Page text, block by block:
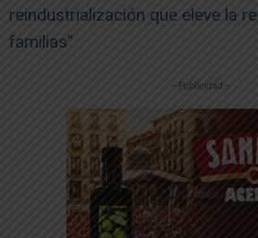
reindustrialización que eleve la
familias”
-- Publicidad --